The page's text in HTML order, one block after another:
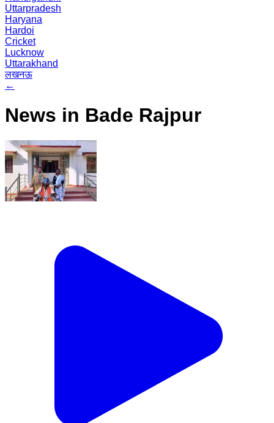
Uttarpradesh
Haryana
Hardoi
Cricket
Lucknow
Uttarakhand
लखनऊ
←
News in Bade Rajpur